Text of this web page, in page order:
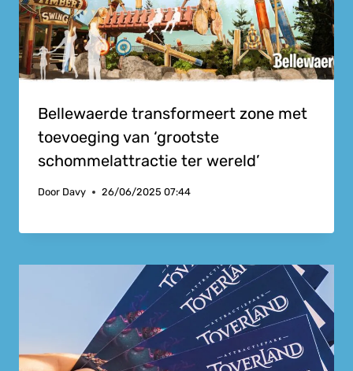
Bellewaerde transformeert zone met
toevoeging van ‘grootste
schommelattractie ter wereld’
Door Davy 26/06/2025 07:44